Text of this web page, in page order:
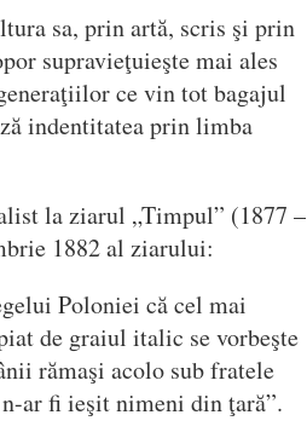
sa, prin artă, scris şi prin
supravieţuieşte mai ales
ce vin tot bagajul
indentitatea prin limba
la ziarul „Timpul” (1877 –
1882 al ziarului:
Poloniei că cel mai
de graiul italic se vorbeşte
rămaşi acolo sub fratele
ar fi ieşit nimeni din ţară”.